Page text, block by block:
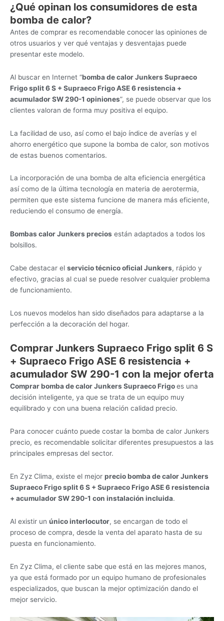
¿Qué opinan los consumidores de esta
bomba de calor?
Antes de comprar es recomendable conocer las opiniones de
otros usuarios y ver qué ventajas y desventajas puede
presentar este modelo.
Al buscar en Internet “bomba de calor Junkers Supraeco
Frigo split 6 S + Supraeco Frigo ASE 6 resistencia +
acumulador SW 290-1 opiniones”, se puede observar que los
clientes valoran de forma muy positiva el equipo.
La facilidad de uso, así como el bajo índice de averías y el
ahorro energético que supone la bomba de calor, son motivos
de estas buenos comentarios.
La incorporación de una bomba de alta eficiencia energética
así como de la última tecnología en materia de aerotermia,
permiten que este sistema funcione de manera más eficiente,
reduciendo el consumo de energía.
Bombas calor Junkers precios están adaptados a todos los
bolsillos.
Cabe destacar el servicio técnico oficial Junkers, rápido y
efectivo, gracias al cual se puede resolver cualquier problema
de funcionamiento.
Los nuevos modelos han sido diseñados para adaptarse a la
perfección a la decoración del hogar.
Comprar Junkers Supraeco Frigo split 6 S
+ Supraeco Frigo ASE 6 resistencia +
acumulador SW 290-1 con la mejor oferta
Comprar bomba de calor Junkers Supraeco Frigoes una
decisión inteligente, ya que se trata de un equipo muy
equilibrado y con una buena relación calidad precio.
Para conocer cuánto puede costar la bomba de calor Junkers
precio, es recomendable solicitar diferentes presupuestos a las
principales empresas del sector.
En Zyz Clima, existe el mejor precio bomba de calor Junkers
Supraeco Frigo split 6 S + Supraeco Frigo ASE 6 resistencia
+ acumulador SW 290-1 con instalación incluida.
Al existir un único interlocutor, se encargan de todo el
proceso de compra, desde la venta del aparato hasta de su
puesta en funcionamiento.
En Zyz Clima, el cliente sabe que está en las mejores manos,
ya que está formado por un equipo humano de profesionales
especializados, que buscan la mejor optimización dando el
mejor servicio.